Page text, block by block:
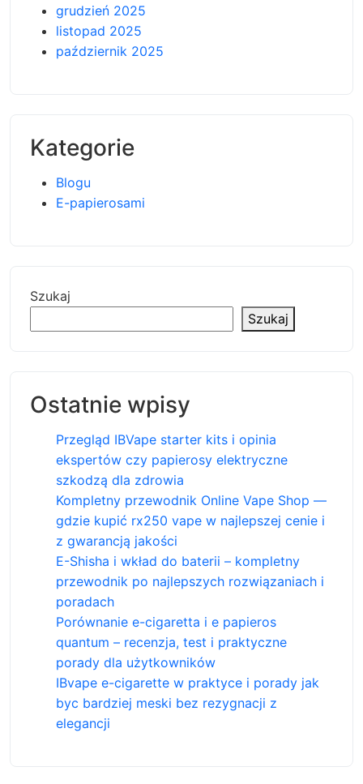
grudzień 2025
listopad 2025
październik 2025
Kategorie
Blogu
E-papierosami
Szukaj
Szukaj
Ostatnie wpisy
Przegląd IBVape starter kits i opinia
ekspertów czy papierosy elektryczne
szkodzą dla zdrowia
Kompletny przewodnik Online Vape Shop —
gdzie kupić rx250 vape w najlepszej cenie i
z gwarancją jakości
E-Shisha i wkład do baterii – kompletny
przewodnik po najlepszych rozwiązaniach i
poradach
Porównanie e-cigaretta i e papieros
quantum – recenzja, test i praktyczne
porady dla użytkowników
IBvape e-cigarette w praktyce i porady jak
byc bardziej meski bez rezygnacji z
elegancji